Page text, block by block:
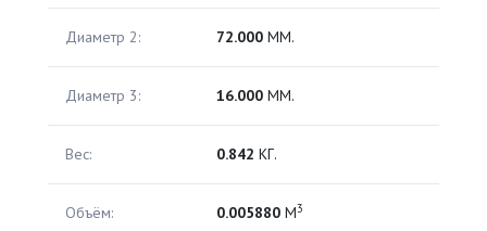
Диаметр 2: 72.000 ММ.
Диаметр 3: 16.000 ММ.
Вес: 0.842 КГ.
Объём: 0.005880 М3